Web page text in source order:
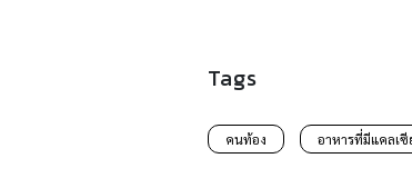
Tags
คนท้อง อาหารที่มีแคลเ